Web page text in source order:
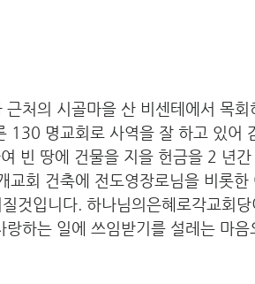
근처의 시골마을 산 비센테에서 목
130 명교회로 사역을 잘 하고 있어
교회 건축에 전도영장로님을 비롯
것입니다. 하나님의은혜로각교회
랑하는 일에 쓰임받기를 설레는 마음